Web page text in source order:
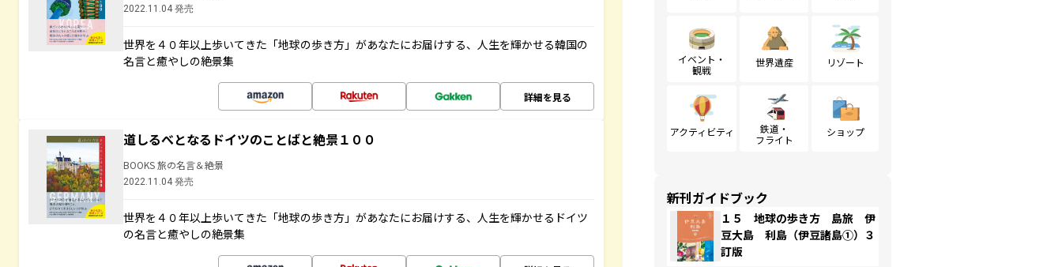
2022.11.04 発売
世界を４０年以上歩いてきた「地球の歩き方」があなたにお届けする、人生を輝かせる韓国の
名言と癒やしの絶景集
詳細を見る
道しるべとなるドイツのことばと絶景１００
BOOKS 旅の名言＆絶景
2022.11.04 発売
世界を４０年以上歩いてきた「地球の歩き方」があなたにお届けする、人生を輝かせるドイツ
の名言と癒やしの絶景集
イベント・
観戦
世界遺産 リゾート
アクティビティ
鉄道・
フライト
ショップ
新刊ガイドブック
１５ 地球の歩き方 島旅 伊
豆大島 利島（伊豆諸島①）３
訂版